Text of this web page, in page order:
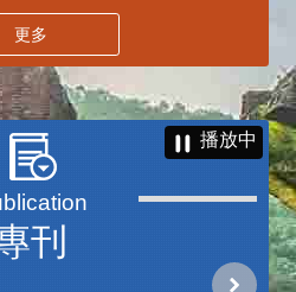
更多
刊
播放中